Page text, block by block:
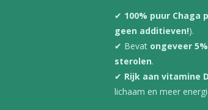
✔ 100% puur Chaga
geen additieven!).
✔ Bevat ongeveer
sterolen.
✔ Rijk aan vitamine
lichaam en meer